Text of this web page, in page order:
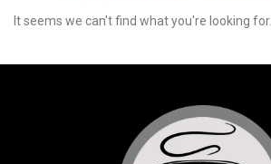
It seems we can't find what you're looking for.